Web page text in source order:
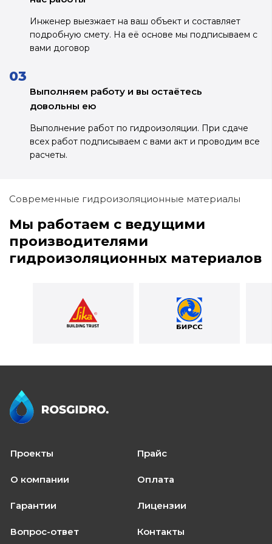
Инженер выезжает на ваш объект и составляет
подробную смету. На её основе мы подписываем с
вами договор
Выполняем работу и вы остаётесь
довольны ею
Выполнение работ по гидроизоляции. При сдаче
всех работ подписываем с вами акт и проводим все
расчеты.
Современные гидроизоляционные материалы
Мы работаем с ведущими
производителями
гидроизоляционных материалов
Проекты Прайс
О компании Оплата
Гарантии Лицензии
Вопрос-ответ Контакты